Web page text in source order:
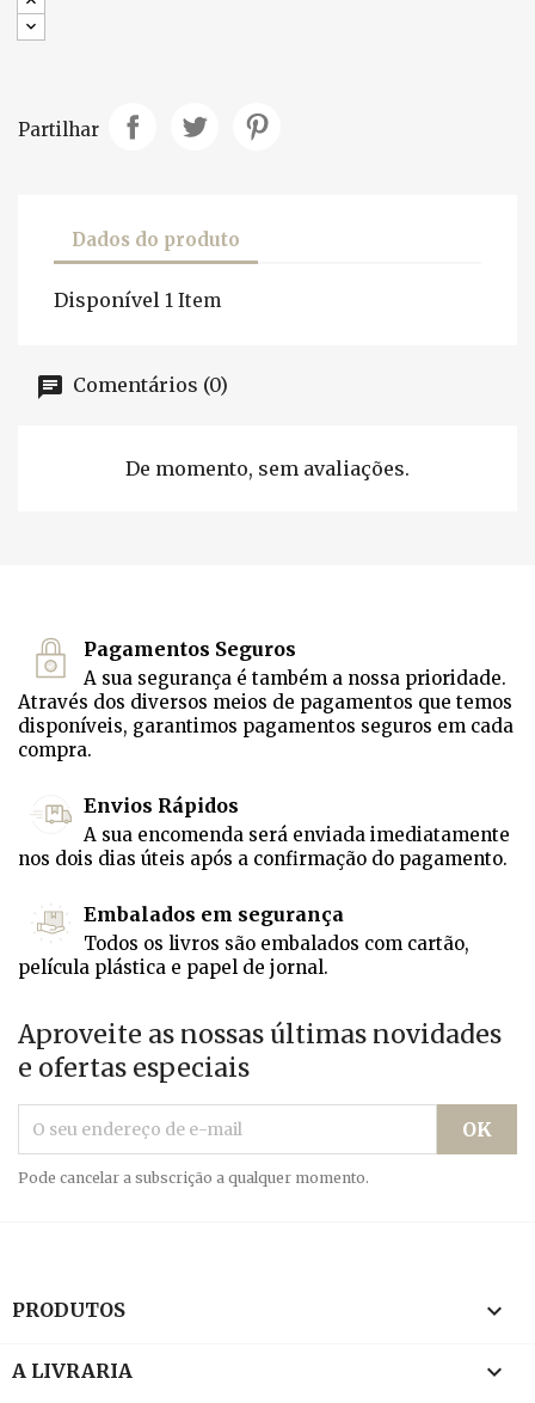
Partilhar
Dados do produto
Disponível 1 Item
Comentários (0)
De momento, sem avaliações.
Pagamentos Seguros
A sua segurança é também a nossa prioridade.
Através dos diversos meios de pagamentos que temos
disponíveis, garantimos pagamentos seguros em cada
compra.
Envios Rápidos
A sua encomenda será enviada imediatamente
nos dois dias úteis após a confirmação do pagamento.
Embalados em segurança
Todos os livros são embalados com cartão,
película plástica e papel de jornal.
Aproveite as nossas últimas novidades
e ofertas especiais
Pode cancelar a subscrição a qualquer momento.
PRODUTOS 
A LIVRARIA 